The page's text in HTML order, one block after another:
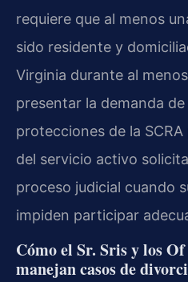
requiere que al menos
sido residente y
Virginia durante al
presentar la demanda
protecciones de la
del servicio activo
proceso judicial cuando
impiden participar
Cómo el Sr. Sris y los
manejan casos de